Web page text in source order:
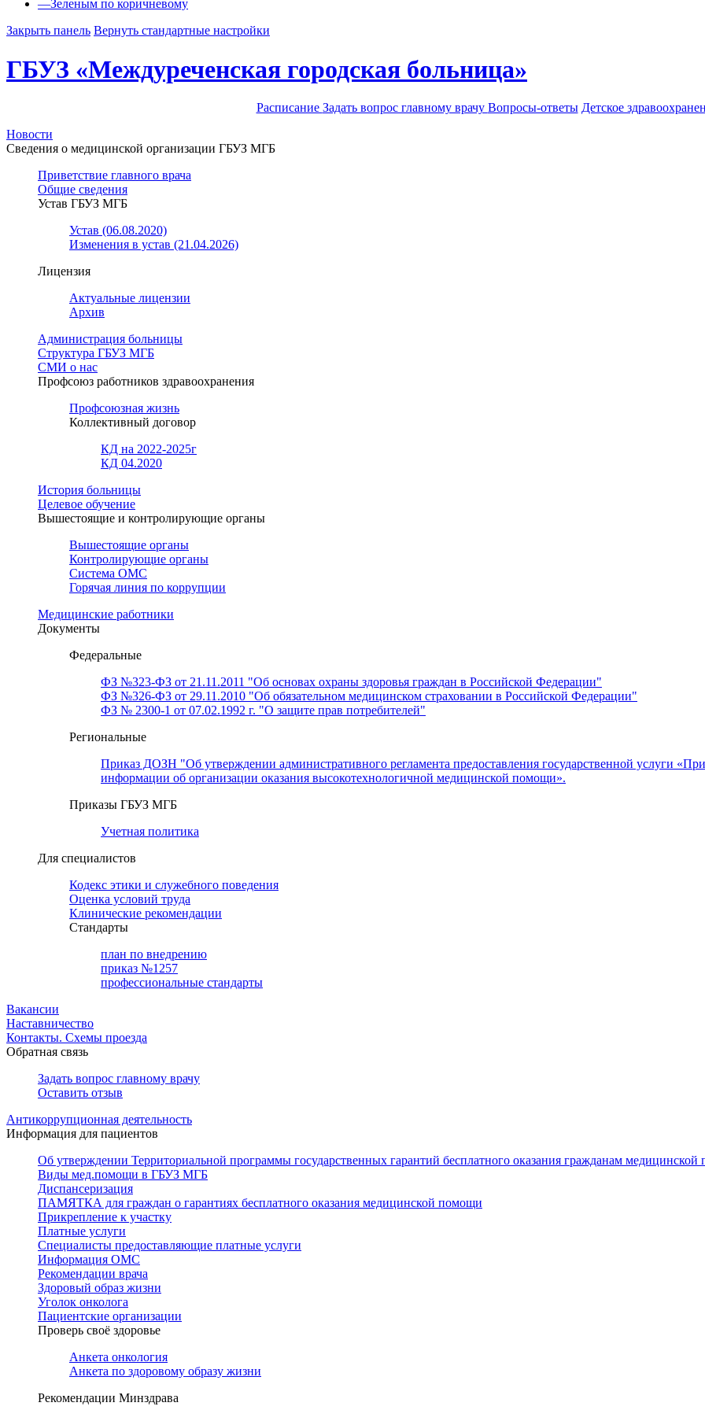
—Зеленым по коричневому
Закрыть панель Вернуть стандартные настройки
ГБУЗ «Междуреченская городская больница»
Расписание Задать вопрос главному врачу Вопросы-ответы Детское
Новости
Сведения о медицинской организации ГБУЗ МГБ
Приветствие главного врача
Общие сведения
Устав ГБУЗ МГБ
Устав (06.08.2020)
Изменения в устав (21.04.2026)
Лицензия
Актуальные лицензии
Архив
Администрация больницы
Структура ГБУЗ МГБ
СМИ о нас
Профсоюз работников здравоохранения
Профсоюзная жизнь
Коллективный договор
КД на 2022-2025г
КД 04.2020
История больницы
Целевое обучение
Вышестоящие и контролирующие органы
Вышестоящие органы
Контролирующие органы
Система ОМС
Горячая линия по коррупции
Медицинские работники
Документы
Федеральные
ФЗ №323-ФЗ от 21.11.2011 "Об основах охраны здоровья граждан в Российской Федерации"
ФЗ №326-ФЗ от 29.11.2010 "Об обязательном медицинском страховании в Российской Федерации"
ФЗ № 2300-1 от 07.02.1992 г. "О защите прав потребителей"
Региональные
Приказ ДОЗН "Об утверждении административного регламента предоставления государственной услуги
информации об организации оказания высокотехнологичной медицинской помощи».
Приказы ГБУЗ МГБ
Учетная политика
Для специалистов
Кодекс этики и служебного поведения
Оценка условий труда
Клинические рекомендации
Cтандарты
план по внедрению
приказ №1257
профессиональные стандарты
Вакансии
Наставничество
Контакты. Схемы проезда
Обратная связь
Задать вопрос главному врачу
Оставить отзыв
Антикоррупционная деятельность
Информация для пациентов
Об утверждении Территориальной программы государственных гарантий бесплатного оказания гражданам
Виды мед.помощи в ГБУЗ МГБ
Диспансеризация
ПАМЯТКА для граждан о гарантиях бесплатного оказания медицинской помощи
Прикрепление к участку
Платные услуги
Специалисты предоставляющие платные услуги
Информация ОМС
Рекомендации врача
Здоровый образ жизни
Уголок онколога
Пациентские организации
Проверь своё здоровье
Анкета онкология
Анкета по здоровому образу жизни
Рекомендации Минздрава